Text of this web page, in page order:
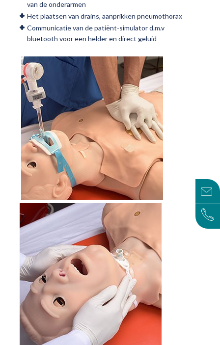
van de onderarmen
Het plaatsen van drains, aanprikken pneumothorax
Communicatie van de patiënt-simulator d.m.v
bluetooth voor een helder en direct geluid